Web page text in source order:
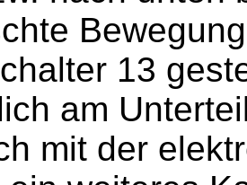
13
am
mit der